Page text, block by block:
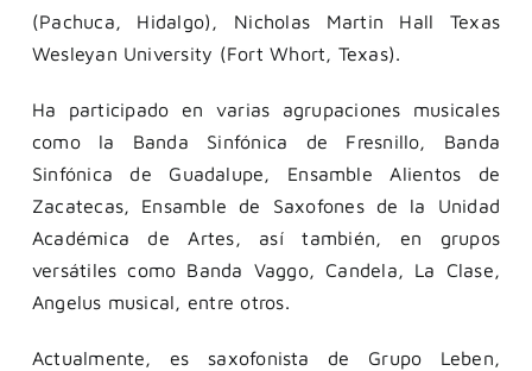
(Pachuca, Hidalgo), Nicholas Martin Hall Texas
Wesleyan University (Fort Whort, Texas).
Ha participado en varias agrupaciones musicales
como la Banda Sinfónica de Fresnillo, Banda
Sinfónica de Guadalupe, Ensamble Alientos de
Zacatecas, Ensamble de Saxofones de la Unidad
Académica de Artes, así también, en grupos
versátiles como Banda Vaggo, Candela, La Clase,
Angelus musical, entre otros.
Actualmente, es saxofonista de Grupo Leben,